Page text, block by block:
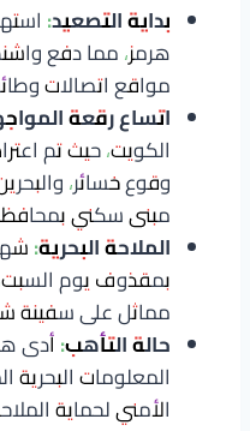
بداية التصعيد:
هرمز، مما دفع
مواقع اتصالات
اتساع رقعة
الكويت، حيث تم
وقوع خسائر،
مبنى سكني
الملاحة البحرية:
بمقذوف يوم
مماثل على سفينة
حالة التأهب:أدى
المعلومات
الأمني لحماية